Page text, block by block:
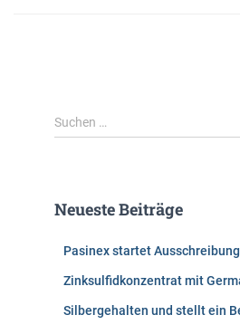
S
u
n
Suchen …
Neueste Beiträge
Pasinex startet
Zinksulfidkonzentrat mit
Silbergehalten und stellt ein